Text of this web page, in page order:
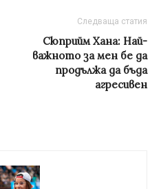
Следваща статия
Сюприйм Хана: Най-
важното за мен бе да
продължа да бъда
агресивен